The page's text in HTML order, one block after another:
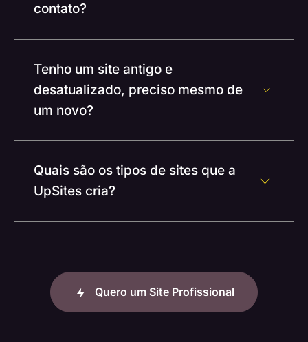
contato?
Tenho um site antigo e
desatualizado, preciso mesmo de
um novo?
Quais são os tipos de sites que a
UpSites cria?
Quero um Site Profissional